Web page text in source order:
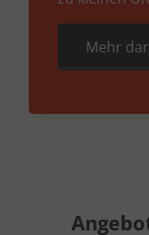
Mehr